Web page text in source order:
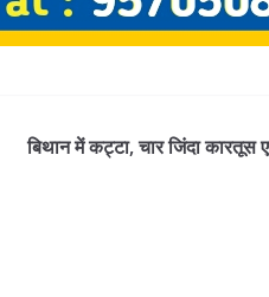
बिथान में कट्टा, चार जिंदा कारतूस